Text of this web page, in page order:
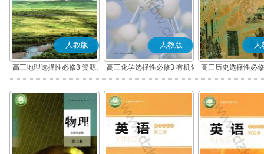
人教版
高三地理选择性必修3 资源、
环境与国家安全
人教版
高三化学选择性必修3 有机化
学基础
人
高三历史选择性必
流与传播(部